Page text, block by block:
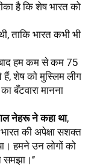
है कि शेष भारत को
ताकि भारत कभी भी
बाद हम कम से कम 75
हैं, शेष को मुस्लिम लीग
बँटवारा मानना
नेहरू ने कहा था,
की अपेक्षा सशक्त
हमने उन लोगों को